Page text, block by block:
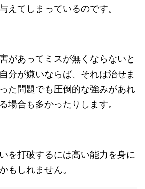
えてしまっているのです。
があってミスが無くならないと
分が嫌いならば、それは治せま
た問題でも圧倒的な強みがあれ
場合も多かったりします。
を打破するには高い能力を身に
もしれません。